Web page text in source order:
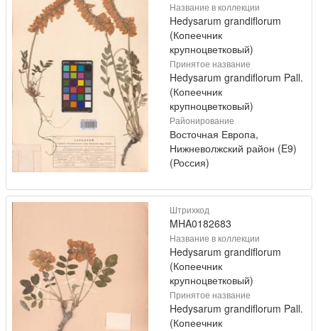
Название в коллекции
Hedysarum grandiflorum
(Копеечник
крупноцветковый)
Принятое название
Hedysarum grandiflorum Pall.
(Копеечник
крупноцветковый)
Районирование
Восточная Европа,
Нижневолжский район (E9)
(Россия)
Штрихкод
MHA0182683
Название в коллекции
Hedysarum grandiflorum
(Копеечник
крупноцветковый)
Принятое название
Hedysarum grandiflorum Pall.
(Копеечник